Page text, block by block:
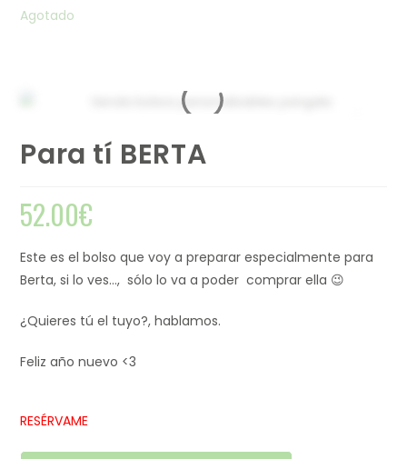
Agotado
Para tí BERTA
52.00€
Este es el bolso que voy a preparar especialmente para
Berta, si lo ves…, sólo lo va a poder comprar ella 😉
¿Quieres tú el tuyo?, hablamos.
Feliz año nuevo <3
RESÉRVAME